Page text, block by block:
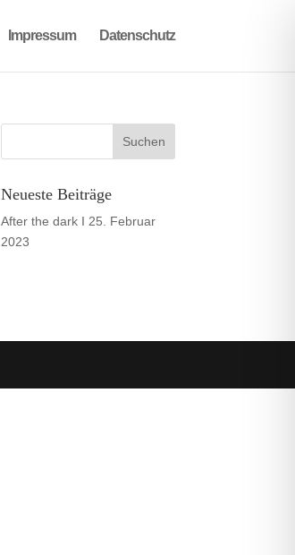
Impressum Datenschutz
Neueste Beiträge
After the dark I 25. Februar
2023